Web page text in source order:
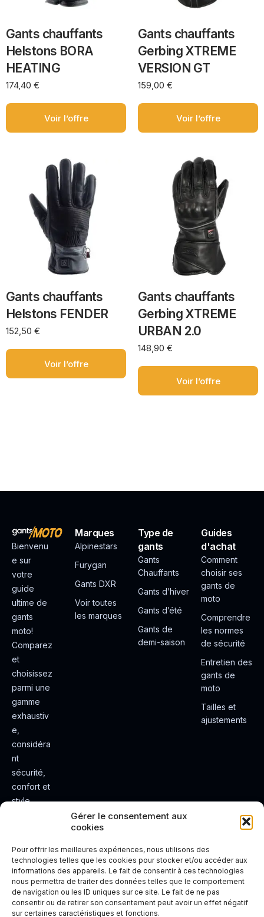
Gérer le consentement aux
cookies
Pour offrir les meilleures expériences, nous utilisons des
technologies telles que les cookies pour stocker et/ou accéder aux
informations des appareils. Le fait de consentir à ces technologies
nous permettra de traiter des données telles que le comportement
de navigation ou les ID uniques sur ce site. Le fait de ne pas
consentir ou de retirer son consentement peut avoir un effet négatif
sur certaines caractéristiques et fonctions.
Gants chauffants
Helstons BORA
HEATING
174,40 €
Voir l’offre
Gants chauffants
Gerbing XTREME
VERSION GT
159,00 €
Voir l’offre
Gants chauffants
Helstons FENDER
152,50 €
Voir l’offre
Gants chauffants
Gerbing XTREME
URBAN 2.0
148,90 €
Voir l’offre
Bienvenu
e sur
votre
guide
ultime de
gants
moto!
Comparez
et
choisissez
parmi une
gamme
exhaustiv
e,
considéra
nt
sécurité,
confort et
style.
e de
conduite
plus sûre
et plus
agréable.
Marques
Alpinestars
Furygan
Gants DXR
Voir toutes
les marques
Type de
gants
Gants
Chauffants
Gants d’hiver
Gants d’été
Gants de
demi-saison
Guides
d'achat
Comment
choisir ses
gants de
moto
Comprendre
les normes
de sécurité
Entretien des
gants de
moto
Tailles et
ajustements